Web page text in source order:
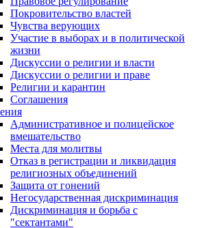
Покровительство властей
Чувства верующих
Участие в выборах и в политической
жизни
Дискуссии о религии и власти
Дискуссии о религии и праве
Религии и карантин
Соглашения
Административное и полицейское
вмешательство
Места для молитвы
Отказ в регистрации и ликвидация
религиозных объединений
Защита от гонений
Негосударственная дискриминация
Дискриминация и борьба с
"сектантами"